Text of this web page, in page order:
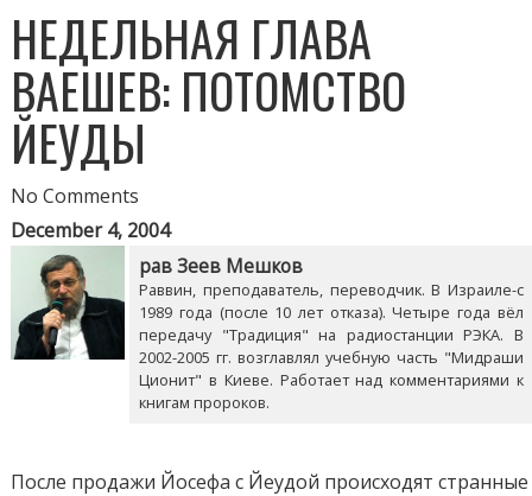
НЕДЕЛЬНАЯ ГЛАВА
ВАЕШЕВ: ПОТОМСТВО
ЙЕУДЫ
No Comments
December 4, 2004
рав Зеев Мешков
Раввин, преподаватель, переводчик. В Израиле-с
1989 года (после 10 лет отказа). Четыре года вёл
передачу "Традиция" на радиостанции РЭКА. В
2002-2005 гг. возглавлял учебную часть "Мидраши
Ционит" в Киеве. Работает над комментариями к
книгам пророков.
После продажи Йосефа с Йеудой происходят странные